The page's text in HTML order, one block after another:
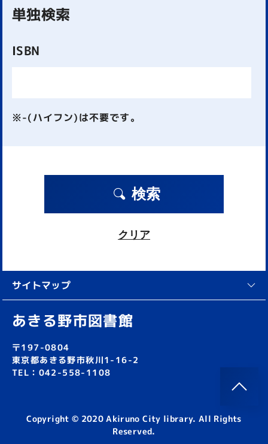
単独検索
ISBN
※-(ハイフン)は不要です。
検索
クリア
サイトマップ
あきる野市図書館
〒197-0804
東京都あきる野市秋川1-16-2
TEL：042-558-1108
Copyright © 2020 Akiruno City library. All Rights
Reserved.